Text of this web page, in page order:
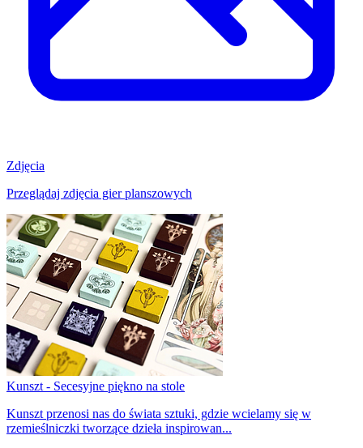
Zdjęcia
Przeglądaj zdjęcia gier planszowych
Kunszt - Secesyjne piękno na stole
Kunszt przenosi nas do świata sztuki, gdzie wcielamy się w
rzemieślniczki tworzące dzieła inspirowan...